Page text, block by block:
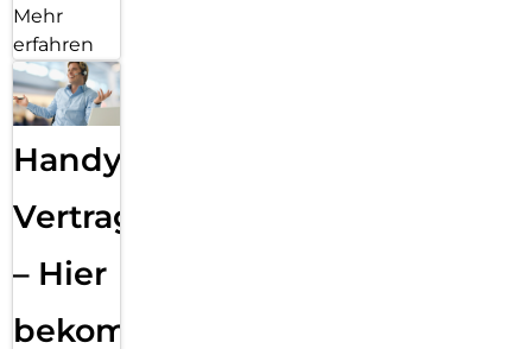
Mehr
erfahren
Handy
Vertragsabwicklung
– Hier
bekommst